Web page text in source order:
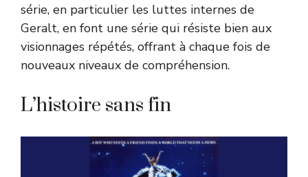
série, en particulier les luttes internes de
Geralt, en font une série qui résiste bien aux
visionnages répétés, offrant à chaque fois de
nouveaux niveaux de compréhension.
L’histoire sans fin